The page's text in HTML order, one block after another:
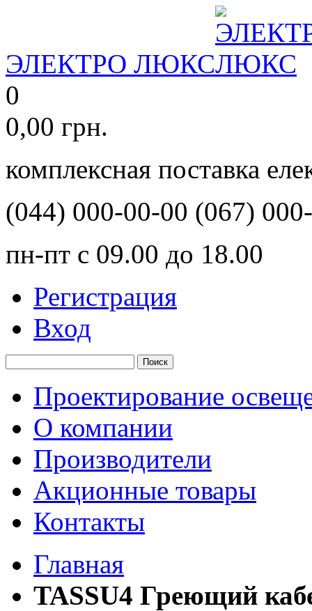
ЭЛЕКТРО ЛЮКС
0
0,00 грн.
комплексная поставка
(044) 000-00-00 (067)
пн-пт с 09.00 до 18.00
Регистрация
Вход
Поиск
Проектирование
О компании
Производители
Акционные товары
Контакты
Главная
TASSU4 Греющий